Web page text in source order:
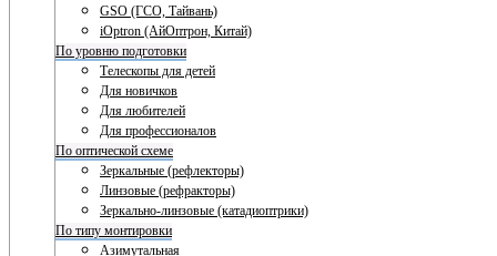
GSO (ГСО, Тайвань)
iOptron (АйОптрон, Китай)
По уровню подготовки
Телескопы для детей
Для новичков
Для любителей
Для профессионалов
По оптической схеме
Зеркальные (рефлекторы)
Линзовые (рефракторы)
Зеркально-линзовые (катадиоптрики)
По типу монтировки
Азимутальная